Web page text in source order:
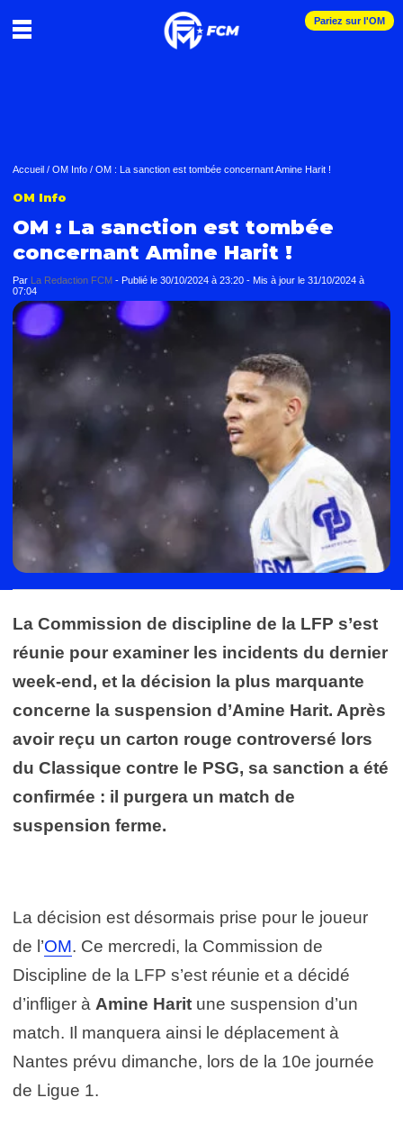
Pariez sur l'OM
Accueil / OM Info / OM : La sanction est tombée concernant Amine Harit !
OM Info
OM : La sanction est tombée
concernant Amine Harit !
Par La Redaction FCM - Publié le 30/10/2024 à 23:20 - Mis à jour le 31/10/2024 à
07:04
La Commission de discipline de la LFP s’est
réunie pour examiner les incidents du dernier
week-end, et la décision la plus marquante
concerne la suspension d’Amine Harit. Après
avoir reçu un carton rouge controversé lors
du Classique contre le PSG, sa sanction a été
confirmée : il purgera un match de
suspension ferme.
La décision est désormais prise pour le joueur
de l’OM. Ce mercredi, la Commission de
Discipline de la LFP s’est réunie et a décidé
d’infliger à Amine Harit une suspension d’un
match. Il manquera ainsi le déplacement à
Nantes prévu dimanche, lors de la 10e journée
de Ligue 1.